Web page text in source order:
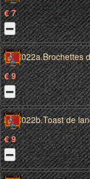
€ 7
022a.Brochettes
€ 9
022b.Toast de
€ 9